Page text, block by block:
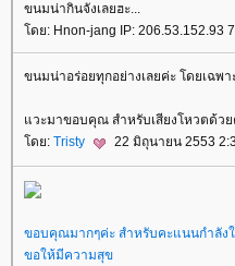
ขนมน่ากินจังเลยฮะ...
ดย: Hnon-jang IP: 206.53.152.93
ขนมน่าอร่อยทุกอย่างเลยค่ะ โดยเฉพ
วะมาขอบคุณ สำหรับเสียงโหวตด้ว
ดย: Tristy 22 มิถุนายน 2553
ขอบคุณมากๆค่ะ สำหรับคะแนนกำลัง
ขอให้มีความสุข